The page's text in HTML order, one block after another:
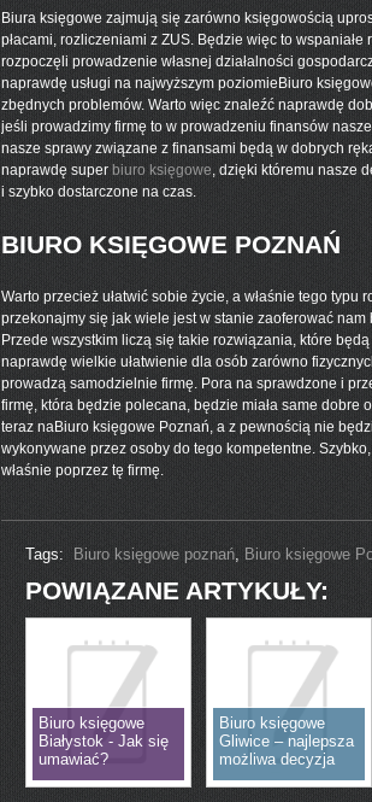
Biura księgowe zajmują się zarówno księgowością
płacami, rozliczeniami z ZUS. Będzie więc to
rozpoczęli prowadzenie własnej działalności
naprawdę usługi na najwyższym poziomieBiuro
zbędnych problemów. Warto więc znaleźć naprawdę
jeśli prowadzimy firmę to w prowadzeniu finansów
nasze sprawy związane z finansami będą w dobrych
naprawdę super biuro księgowe, dzięki któremu nasze
i szybko dostarczone na czas.
BIURO KSIĘGOWE POZNAŃ
Warto przecież ułatwić sobie życie, a właśnie tego
przekonajmy się jak wiele jest w stanie zaoferować
Przede wszystkim liczą się takie rozwiązania, które
naprawdę wielkie ułatwienie dla osób zarówno
prowadzą samodzielnie firmę. Pora na sprawdzone i
firmę, która będzie polecana, będzie miała same
teraz naBiuro księgowe Poznań, a z pewnością nie
wykonywane przez osoby do tego kompetentne.
właśnie poprzez tę firmę.
Tags: Biuro księgowe poznań Biuro księgowe
POWIĄZANE ARTYKUŁY:
Biuro księgowe
Białystok - Jak się
umawiać?
Biuro księgowe
Gliwice – najlepsza
możliwa decyzja